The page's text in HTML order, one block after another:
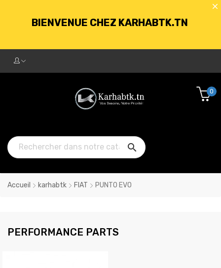
BIENVENUE CHEZ KARHABTK.TN
250DT D'ACHATS

0
Accueil karhabtk FIAT PUNTO EVO
PERFORMANCE PARTS